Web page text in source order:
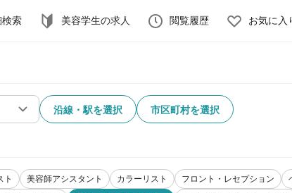
検索 美容学生の求人 閲覧履歴 お気に入
沿線・駅を選択 市区町村を選択
ト 美容師アシスタント カラーリスト フロント・レセプション